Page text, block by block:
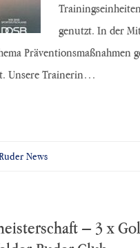
genutzt. In der
Präventionsmaßnahmen
Unsere Trainerin…
News
– 3 x